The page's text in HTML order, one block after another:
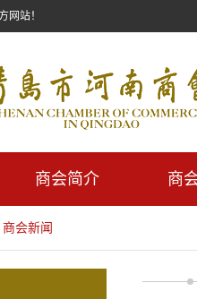
网站！
商会简介 商
商会新闻